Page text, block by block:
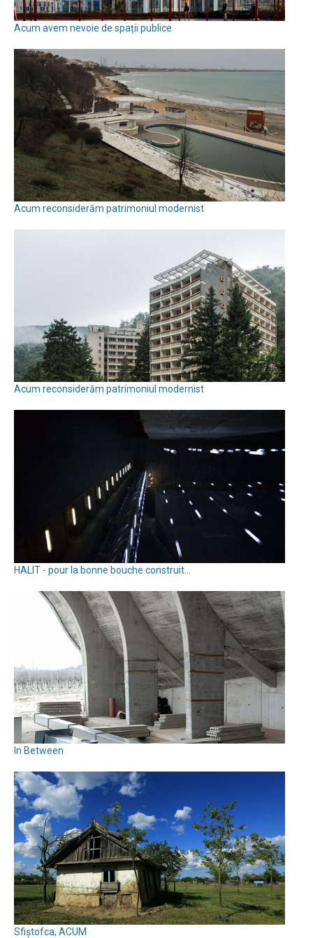
Acum avem nevoie de spații publice
Acum reconsiderăm patrimoniul modernist
Acum reconsiderăm patrimoniul modernist
HALIT - pour la bonne bouche construit…
In Between
Sfiștofca, ACUM